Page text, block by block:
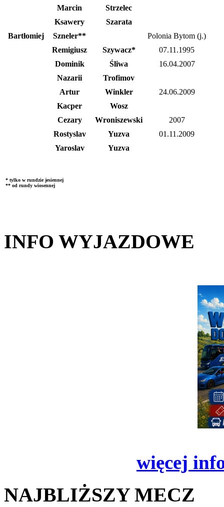
Marcin
Strzelec
Ksawery
Szarata
Bartłomiej
Szneler**
Polonia Bytom (j.)
Remigiusz
Szywacz*
07.11.1995
Dominik
Śliwa
16.04.2007
Nazarii
Trofimov
Artur
Winkler
24.06.2009
Kacper
Wosz
Cezary
Wroniszewski
2007
Rostyslav
Yuzva
01.11.2009
Yaroslav
Yuzva
* tylko w rundzie jesiennej
** od rundy wiosennej
INFO WYJAZDOWE
więcej
NAJBLIŻSZY MECZ